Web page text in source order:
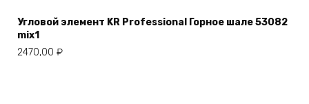
Угловой элемент KR Professional Горное шале 53082
mix1
2470,00 ₽